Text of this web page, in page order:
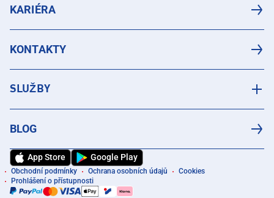
KARIÉRA
KONTAKTY
SLUŽBY
BLOG
App Store Google Play
Obchodní podmínky Ochrana osobních údajů
Cookies
Prohlášení o přístupnosti